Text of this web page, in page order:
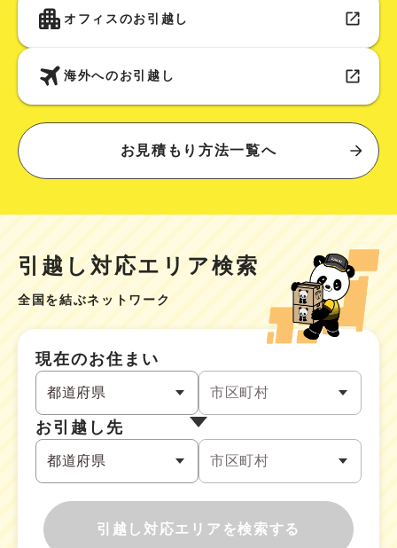
オフィスのお引越し
海外へのお引越し
お見積もり方法一覧へ
引越し対応エリア検索
全国を結ぶネットワーク
現在のお住まい
お引越し先
引越し対応エリアを検索する